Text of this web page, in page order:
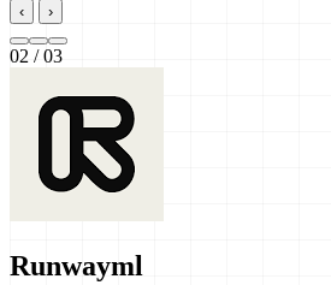
‹ ›
02 / 03
Runwayml